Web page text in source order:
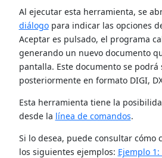
Al ejecutar esta herramienta, se
diálogopara indicar las opciones
Aceptar es pulsado, el programa
generando un nuevo documento
pantalla. Este documento se podrá
posteriormente en formato DIGI,
Esta herramienta tiene la
desde la línea de comandos.
Si lo desea, puede consultar cómo
los siguientes ejemplos: Ejemplo